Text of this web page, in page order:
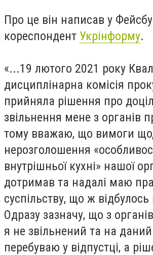
Про це він написав у
кореспондент Укрінформу.
«...19 лютого 2021 року
дисциплінарна комісія
прийняла рішення про
звільнення мене з органів
тому вважаю, що вимоги
нерозголошення
внутрішньої кухні» нашої
дотримав та надалі маю
суспільству, що ж
Одразу зазначу, що з
я не звільнений та на
перебуваю у відпустці, а